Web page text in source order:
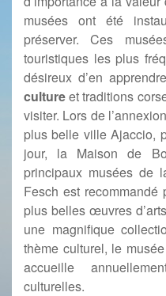
musées ont été
préserver. Ces
touristiques les plus
désireux d’en
cultureet traditions
visiter. Lors de
plus belle ville Ajaccio,
jour, la Maison de
principaux musées de
Fesch est recommandé
plus belles œuvres
une magnifique
thème culturel, le
accueille
culturelles.